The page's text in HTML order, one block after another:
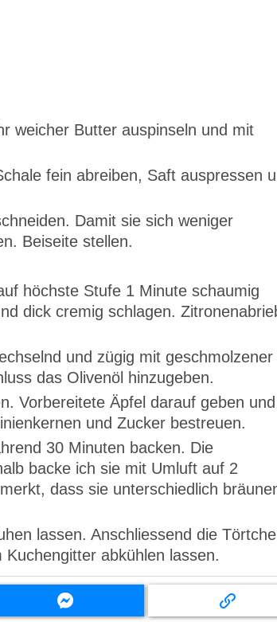
weicher Butter auspinseln und mit
fein abreiben, Saft auspressen
Damit sie sich weniger
Beiseite stellen.
höchste Stufe 1 Minute schaumig
dick cremig schlagen.
und zügig mit geschmolzener
das Olivenöl hinzugeben.
Vorbereitete Äpfel darauf geben und
und Zucker bestreuen.
30 Minuten backen. Die
backe ich sie mit Umluft auf 2
dass sie unterschiedlich
lassen. Anschliessend die
abkühlen lassen.